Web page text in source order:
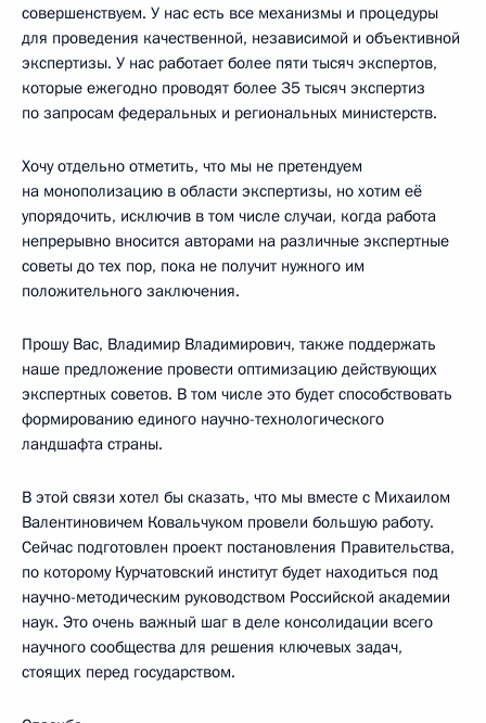
совершенствуем. У нас есть все механизмы и процедуры
для проведения качественной, независимой и объективной
экспертизы. У нас работает более пяти тысяч экспертов,
которые ежегодно проводят более 35 тысяч экспертиз
по запросам федеральных и региональных министерств.
Хочу отдельно отметить, что мы не претендуем
на монополизацию в области экспертизы, но хотим её
упорядочить, исключив в том числе случаи, когда работа
непрерывно вносится авторами на различные экспертные
советы до тех пор, пока не получит нужного им
положительного заключения.
Прошу Вас, Владимир Владимирович, также поддержать
наше предложение провести оптимизацию действующих
экспертных советов. В том числе это будет способствовать
формированию единого научно-технологического
ландшафта страны.
В этой связи хотел бы сказать, что мы вместе с Михаилом
Валентиновичем Ковальчуком провели большую работу.
Сейчас подготовлен проект постановления Правительства,
по которому Курчатовский институт будет находиться под
научно-методическим руководством Российской академии
наук. Это очень важный шаг в деле консолидации всего
научного сообщества для решения ключевых задач,
стоящих перед государством.